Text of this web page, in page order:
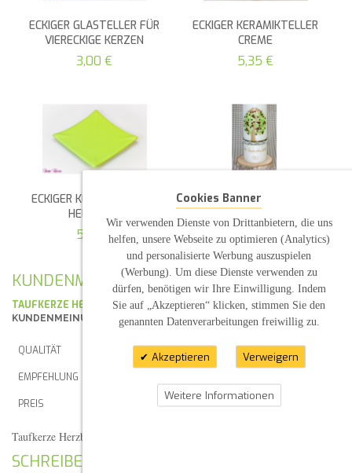
ECKIGER GLASTELLER FÜR
VIERECKIGE KERZEN
3,00 €
ECKIGER KERAMIKTELLER
CREME
5,35 €
ECKIGER KERAMIKTELLER
HELLGRÜN
5,35 €
RUSTIKALER "KERZENTELLER"
HOLZSCHEIBE
2,20 €
KUNDENMEINUNGEN
TAUFKERZE HERZBAUM VIERECKIG - OHNE SPRUCH
KUNDENMEINUNG VONJOSEPHINE
QUALITÄT
EMPFEHLUNG
PREIS
Taufkerze Herzbaum viereckig - ohne Spruch
SCHREIBEN SIE IHRE EIGENE
Cookies Banner
Wir verwenden Dienste von Drittanbietern, die uns
helfen, unsere Webseite zu optimieren (Analytics)
und personalisierte Werbung auszuspielen
(Werbung). Um diese Dienste verwenden zu
dürfen, benötigen wir Ihre Einwilligung. Indem
Sie auf „Akzeptieren“ klicken, stimmen Sie den
genannten Datenverarbeitungen freiwillig zu.
Akzeptieren Verweigern
Weitere Informationen